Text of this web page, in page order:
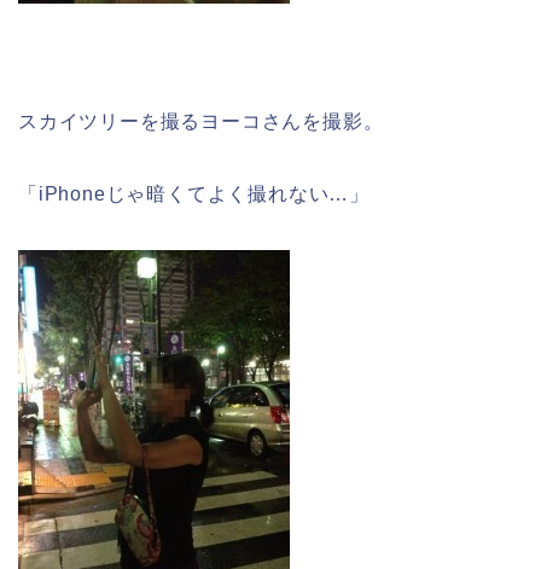
スカイツリーを撮るヨーコさんを撮影。
「iPhoneじゃ暗くてよく撮れない…」